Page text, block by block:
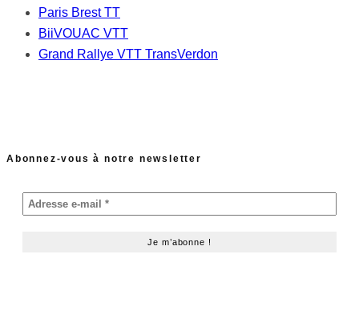
Paris Brest TT
BiiVOUAC VTT
Grand Rallye VTT TransVerdon
Abonnez-vous à notre newsletter